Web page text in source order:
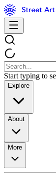
Start typing to
Explore
About
More